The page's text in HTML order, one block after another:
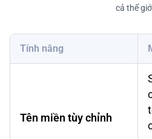
cả thế
Tính năng
Tên miền tùy chỉnh